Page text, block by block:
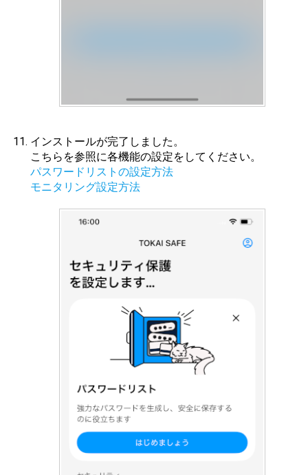
インストールが完了しました。
こちらを参照に各機能の設定をしてください。
パスワードリストの設定方法
モニタリング設定方法